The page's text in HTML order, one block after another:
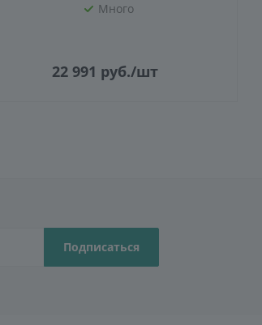
Много
22 991 руб./шт